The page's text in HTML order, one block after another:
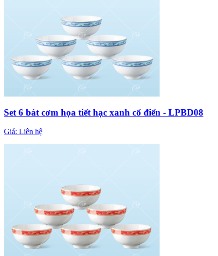
Set 6 bát cơm họa tiết hạc xanh cổ điển - LPBD08
Giá: Liên hệ